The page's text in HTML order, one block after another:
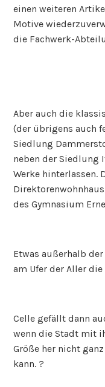
einen weiteren
Motive
die Fachwerk-
Aber auch die
(der übrigens auch
Siedlung
neben der Siedlung
Werke hinterlassen.
des Gymnasium
Etwas außerhalb
am Ufer der Aller die
Celle gefällt dann
wenn die Stadt mit
Größe her nicht
kann. ?